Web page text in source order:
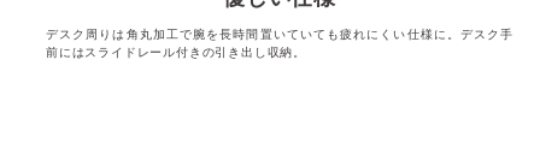
デスク周りは角丸加工で腕を長時間置いていても疲れにくい仕様に。デスク手
前にはスライドレール付きの引き出し収納。